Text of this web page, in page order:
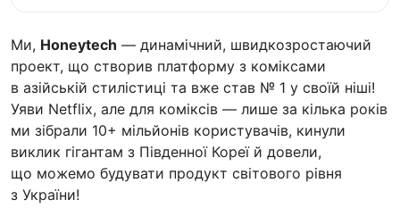
Ми, Honeytech — динамічний, швидкозростаючий
проект, що створив платформу з коміксами
в азійській стилістиці та вже став № 1 у своїй ніші!
Уяви Netflix, але для коміксів — лише за кілька років
ми зібрали 10+ мільйонів користувачів, кинули
виклик гігантам з Південної Кореї й довели,
що можемо будувати продукт світового рівня
з України!